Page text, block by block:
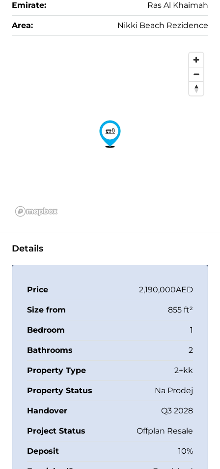
Emirate: Ras Al Khaimah
Area: Nikki Beach Rezidence
Details
Price 2,190,000AED
Size from 855 ft²
Bedroom 1
Bathrooms 2
Property Type 2+kk
Property Status Na Prodej
Handover Q3 2028
Project Status Offplan Resale
Deposit 10%